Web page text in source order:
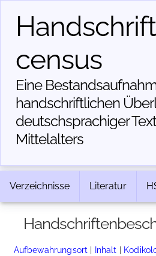
census
Eine
handschriftlichen
deutschsprachiger
Mittelalters
Verzeichnisse Literatur
Aufbewahrungsort | Inhalt |